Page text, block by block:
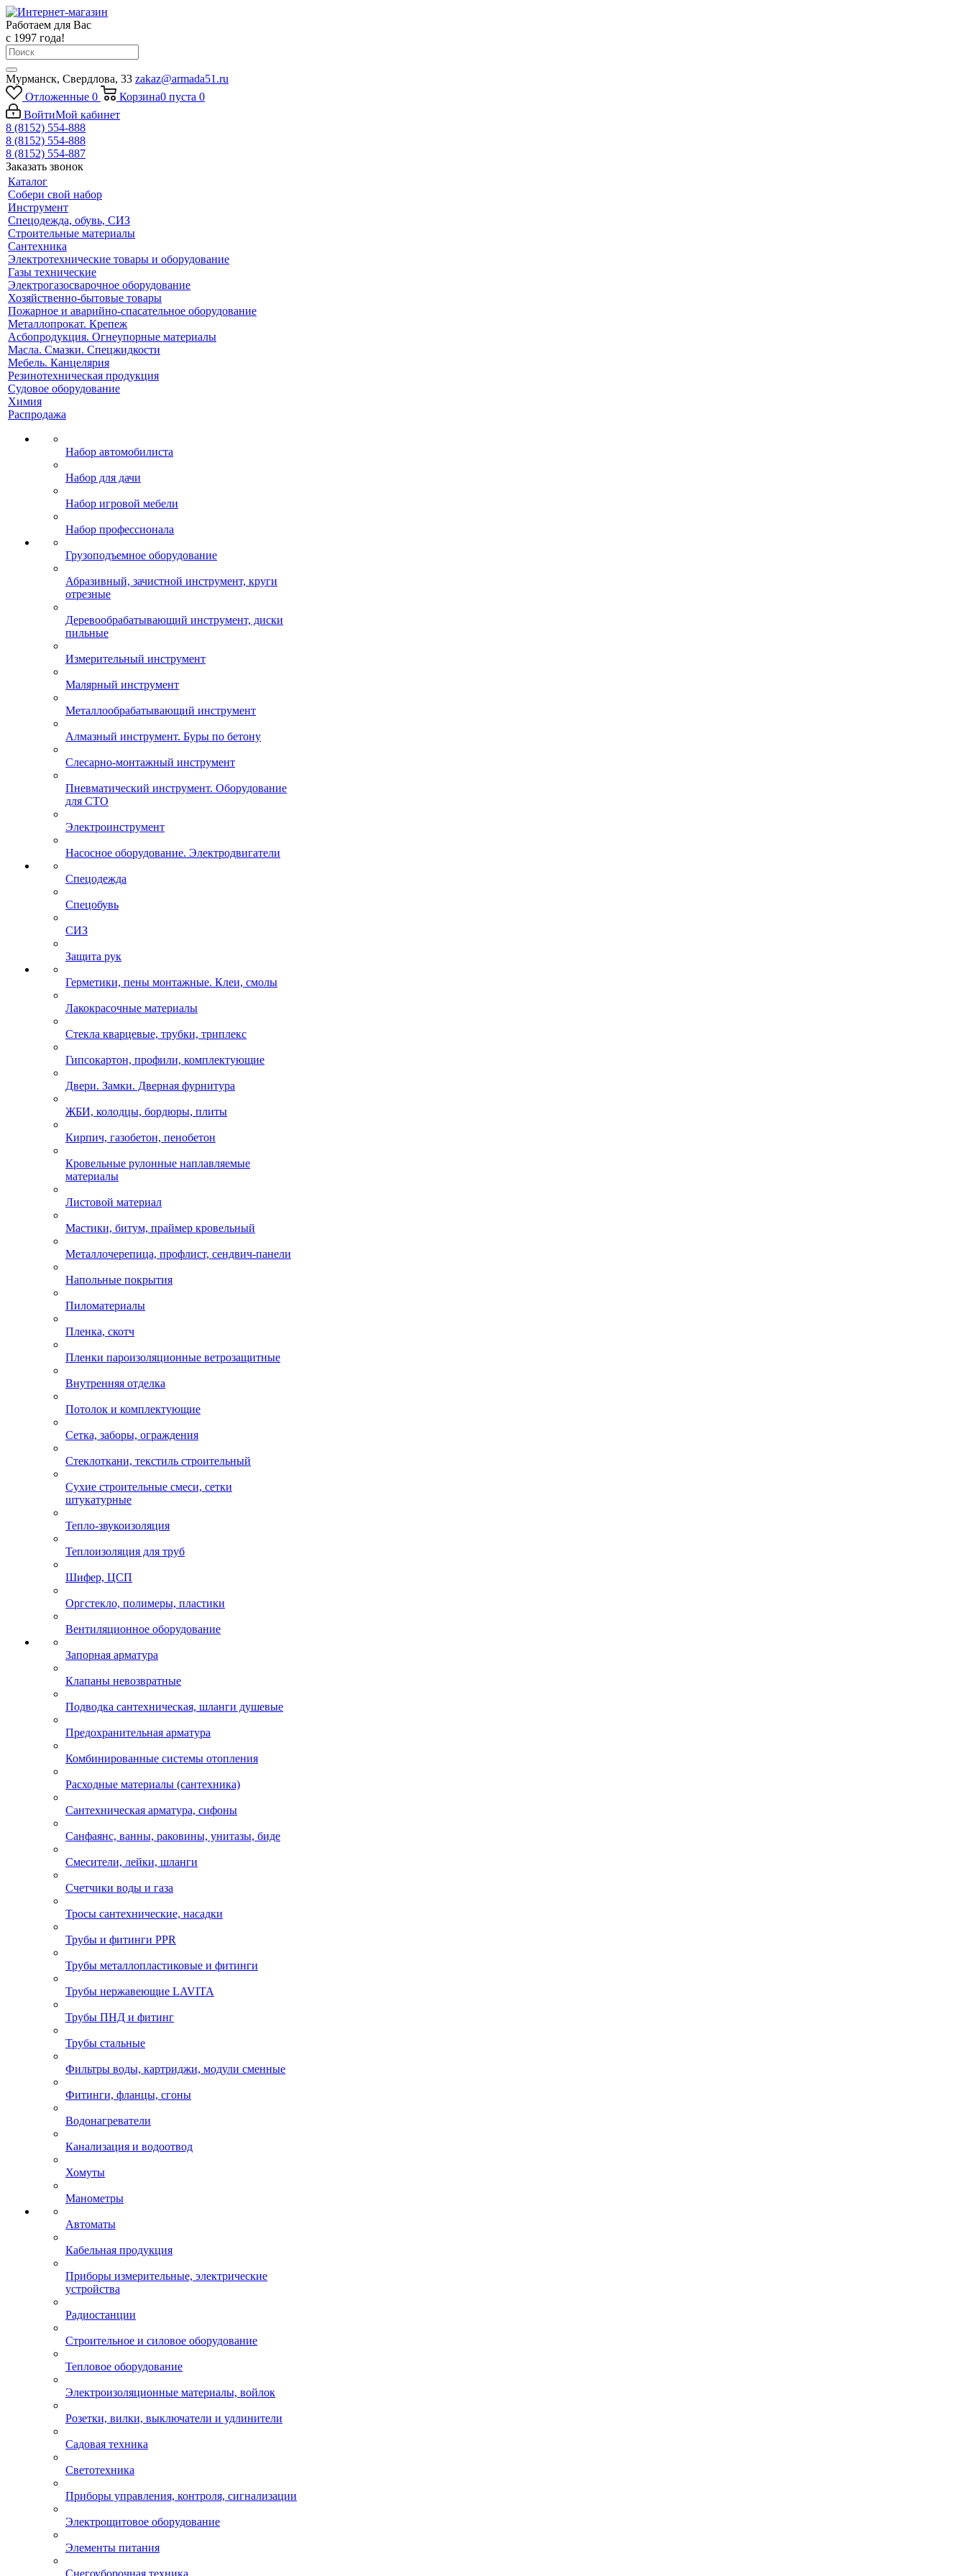
Работаем для Вас
с 1997 года!
Мурманск, Свердлова, 33 zakaz@armada51.ru
Отложенные 0 Корзина0 пуста 0
ВойтиМой кабинет
8 (8152) 554-888
8 (8152) 554-888
8 (8152) 554-887
Заказать звонок
Каталог
Собери свой набор
Инструмент
Спецодежда, обувь, СИЗ
Строительные материалы
Сантехника
Электротехнические товары и оборудование
Газы технические
Электрогазосварочное оборудование
Хозяйственно-бытовые товары
Пожарное и аварийно-спасательное оборудование
Металлопрокат. Крепеж
Асбопродукция. Огнеупорные материалы
Масла. Смазки. Спецжидкости
Мебель. Канцелярия
Резинотехническая продукция
Судовое оборудование
Химия
Распродажа
Набор автомобилиста
Набор для дачи
Набор игровой мебели
Набор профессионала
Грузоподъемное оборудование
Абразивный, зачистной инструмент, круги
отрезные
Деревообрабатывающий инструмент, диски
пильные
Измерительный инструмент
Малярный инструмент
Металлообрабатывающий инструмент
Алмазный инструмент. Буры по бетону
Слесарно-монтажный инструмент
Пневматический инструмент. Оборудование
для СТО
Электроинструмент
Насосное оборудование. Электродвигатели
Спецодежда
Спецобувь
СИЗ
Защита рук
Герметики, пены монтажные. Клеи, смолы
Лакокрасочные материалы
Стекла кварцевые, трубки, триплекс
Гипсокартон, профили, комплектующие
Двери. Замки. Дверная фурнитура
ЖБИ, колодцы, бордюры, плиты
Кирпич, газобетон, пенобетон
Кровельные рулонные наплавляемые
материалы
Листовой материал
Мастики, битум, праймер кровельный
Металлочерепица, профлист, сендвич-панели
Напольные покрытия
Пиломатериалы
Пленка, скотч
Пленки пароизоляционные ветрозащитные
Внутренняя отделка
Потолок и комплектующие
Сетка, заборы, ограждения
Стеклоткани, текстиль строительный
Сухие строительные смеси, сетки
штукатурные
Тепло-звукоизоляция
Теплоизоляция для труб
Шифер, ЦСП
Оргстекло, полимеры, пластики
Вентиляционное оборудование
Запорная арматура
Клапаны невозвратные
Подводка сантехническая, шланги душевые
Предохранительная арматура
Комбинированные системы отопления
Расходные материалы (сантехника)
Сантехническая арматура, сифоны
Санфаянс, ванны, раковины, унитазы, биде
Смесители, лейки, шланги
Счетчики воды и газа
Тросы сантехнические, насадки
Трубы и фитинги PPR
Трубы металлопластиковые и фитинги
Трубы нержавеющие LAVITA
Трубы ПНД и фитинг
Трубы стальные
Фильтры воды, картриджи, модули сменные
Фитинги, фланцы, сгоны
Водонагреватели
Канализация и водоотвод
Хомуты
Манометры
Автоматы
Кабельная продукция
Приборы измерительные, электрические
устройства
Радиостанции
Строительное и силовое оборудование
Тепловое оборудование
Электроизоляционные материалы, войлок
Розетки, вилки, выключатели и удлинители
Садовая техника
Светотехника
Приборы управления, контроля, сигнализации
Электрощитовое оборудование
Элементы питания
Снегоуборочная техника